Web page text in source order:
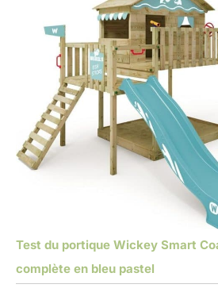
Test du portique Wickey Smart
complète en bleu pastel